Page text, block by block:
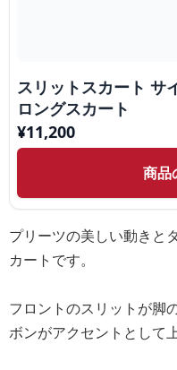
スリットスカート サ
ロングスカート
¥11,200
商品
プリーツの美しい動きと
カートです。
フロントのスリットが脚
ボンがアクセントとして